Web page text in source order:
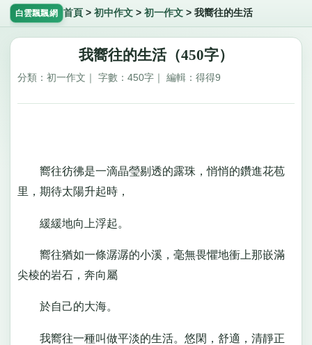
白雲飄飄網 首頁 > 初中作文> 初一作文> 我嚮往的生活
我嚮往的生活（450字）
分類：初一作文｜ 字數：450字｜ 編輯：得得9
嚮往彷彿是一滴晶瑩剔透的露珠，悄悄的鑽進花苞
里，期待太陽升起時，
緩緩地向上浮起。
嚮往猶如一條潺潺的小溪，毫無畏懼地衝上那嵌滿
尖棱的岩石，奔向屬
於自己的大海。
我嚮往一種叫做平淡的生活。悠閑，舒適，清靜正